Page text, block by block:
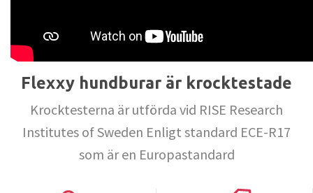
Flexxy hundburar är krocktestade
Krocktesterna är utförda vid RISE Research
Institutes of Sweden Enligt standard ECE-R17
som är en Europastandard